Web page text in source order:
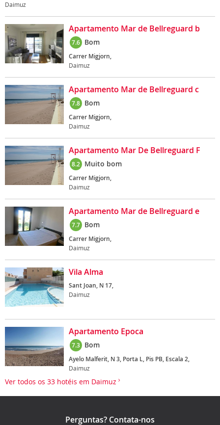
Daimuz
Apartamento Mar de Bellreguard b
7.6 Bom
Carrer Migjorn,
Daimuz
Apartamento Mar de Bellreguard c
7.8 Bom
Carrer Migjorn,
Daimuz
Apartamento Mar De Bellreguard F
8.2 Muito bom
Carrer Migjorn,
Daimuz
Apartamento Mar de Bellreguard e
7.7 Bom
Carrer Migjorn,
Daimuz
Vila Alma
Sant Joan, N 17,
Daimuz
Apartamento Epoca
7.3 Bom
Ayelo Malferit, N 3, Porta L, Pis PB, Escala 2,
Daimuz
Ver todos os 33 hotéis em Daimuz
Perguntas? Contata-nos